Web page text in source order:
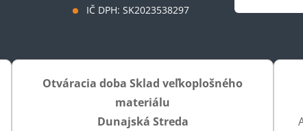
IČ DPH: SK2023538297
Otváracia doba Sklad veľkoplošného
materiálu
Dunajská Streda